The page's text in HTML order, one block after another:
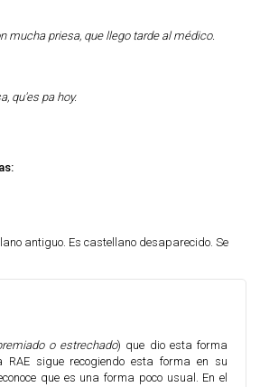
mucha priesa, que llego tarde al médico.
qu'es pa hoy.
antiguo. Es castellano desaparecido. Se
o estrechado) que dio esta forma
RAE sigue recogiendo esta forma en su
que es una forma poco usual. En el